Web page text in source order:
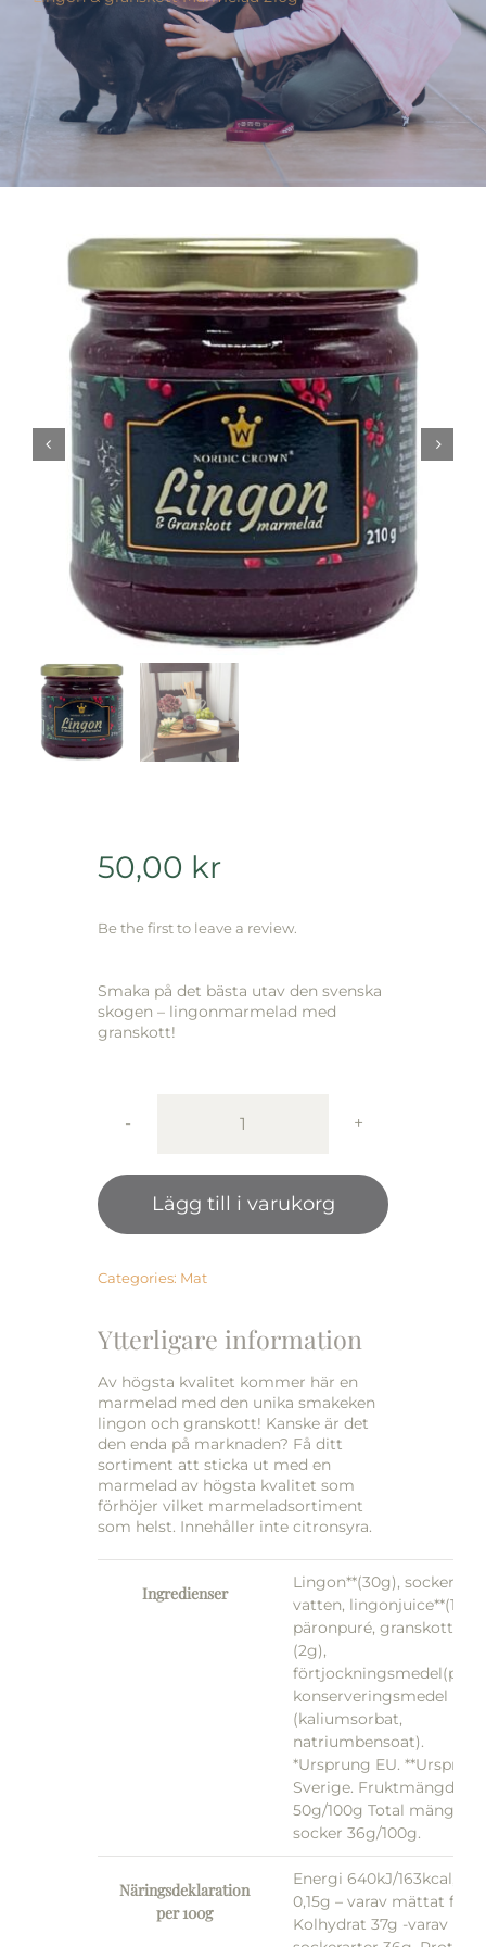
Varumärken
Hand i Tass
50,00 kr
Be the first to leave a review.
Smaka på det bästa utav den svenska
skogen – lingonmarmelad med
granskott!
Lingon
granskott
Marmelad
Lägg till i varukorg
Categories: Mat
Ytterligare information
Av högsta kvalitet kommer här en
marmelad med den unika smakeken
lingon och granskott! Kanske är det
den enda på marknaden? Få ditt
sortiment att sticka ut med en
marmelad av högsta kvalitet som
förhöjer vilket marmeladsortiment
som helst. Innehåller inte citronsyra.
Ingredienser
Lingon**(30g), socker,
vatten, lingonjuice**(15g),
päronpuré,
(2g),
konserveringsmedel
(kaliumsorbat,
natriumbensoat).
*Ursprung EU.
Sverige. Fruktmängd
50g/100g Total mängd
socker 36g/100g.
Näringsdeklaration
per 100g
Energi 640kJ/163kcal,
0,15g – varav mättat fett
Kolhydrat 37g -varav